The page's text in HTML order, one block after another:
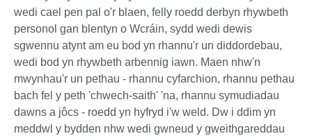
wedi cael pen pal o'r blaen, felly roedd derbyn rhywbeth
personol gan blentyn o Wcráin, sydd wedi dewis
sgwennu atynt am eu bod yn rhannu'r un diddordebau,
wedi bod yn rhywbeth arbennig iawn. Maen nhw'n
mwynhau'r un pethau - rhannu cyfarchion, rhannu pethau
bach fel y peth 'chwech-saith' 'na, rhannu symudiadau
dawns a jôcs - roedd yn hyfryd i'w weld. Dw i ddim yn
meddwl y bydden nhw wedi gwneud y gweithgareddau